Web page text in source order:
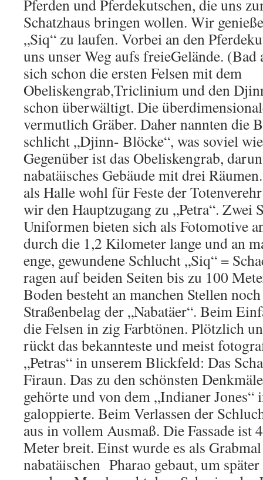
Pferden und Pferdekutschen, die uns
Schatzhaus bringen wollen. Wir
„Siq“ zu laufen. Vorbei an den
uns unser Weg aufs freieGelände.
sich schon die ersten Felsen mit dem
Obeliskengrab,Triclinium und den
schon überwältigt. Die
vermutlich Gräber. Daher nannten die
schlicht „Djinn- Blöcke“, was soviel
Gegenüber ist das Obeliskengrab,
nabatäisches Gebäude mit drei
als Halle wohl für Feste der
wir den Hauptzugang zu „Petra“. Zwei
Uniformen bieten sich als Fotomotive
durch die 1,2 Kilometer lange und an
enge, gewundene Schlucht „Siq“ =
ragen auf beiden Seiten bis zu 100
Boden besteht an manchen Stellen
Straßenbelag der „Nabatäer“. Beim
die Felsen in zig Farbtönen. Plötzlich
rückt das bekannteste und meist
„Petras“ in unserem Blickfeld: Das
Firaun. Das zu den schönsten
gehörte und von dem „Indianer Jones“
galoppierte. Beim Verlassen der
aus in vollem Ausmaß. Die Fassade ist
Meter breit. Einst wurde es als
nabatäischen Pharao gebaut, um